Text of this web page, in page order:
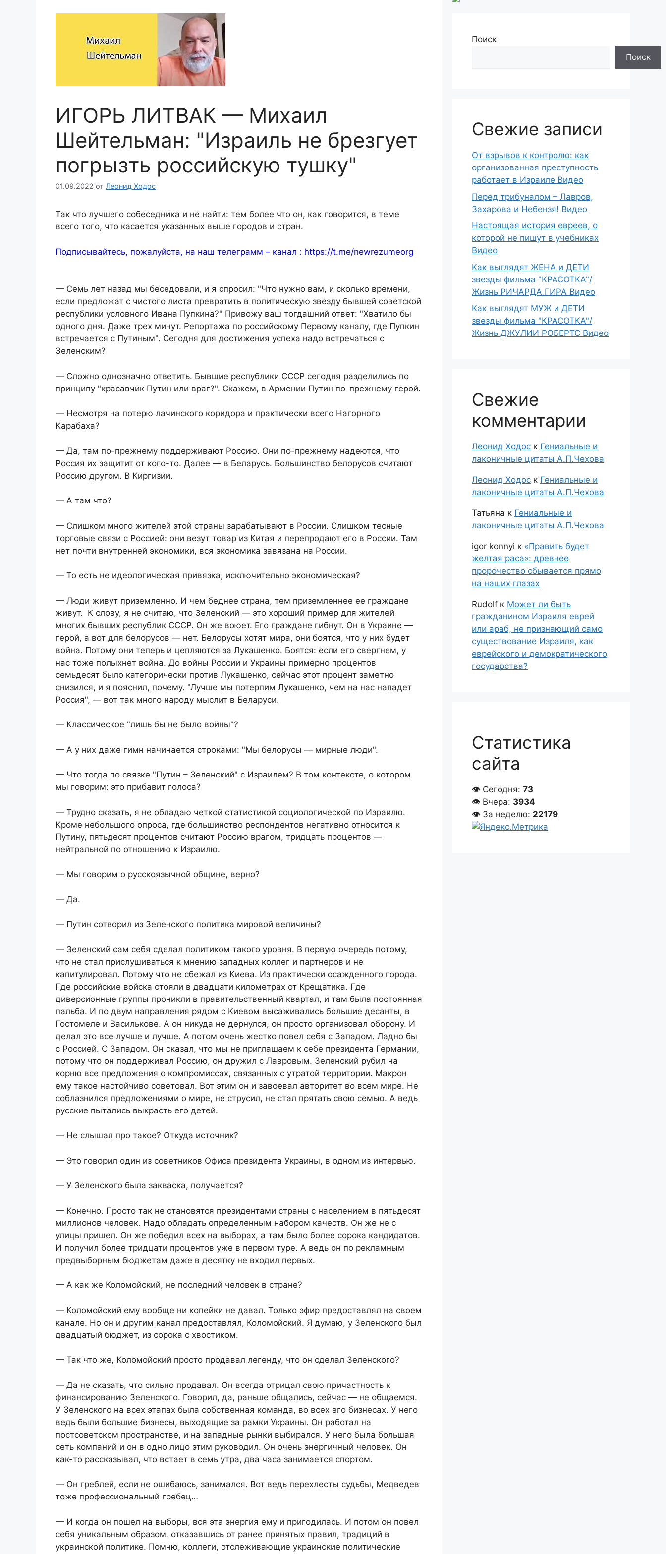
ИГОРЬ ЛИТВАК — Михаил
Шейтельман: "Израиль не брезгует
погрызть российскую тушку"
01.09.2022 от Леонид Ходос
Так что лучшего собеседника и не найти: тем более что он, как говорится, в теме
всего того, что касается указанных выше городов и стран.
Подписывайтесь, пожалуйста, на наш телеграмм – канал : https://t.me/newrezumeorg
— Семь лет назад мы беседовали, и я спросил: "Что нужно вам, и сколько времени,
если предложат с чистого листа превратить в политическую звезду бывшей советской
республики условного Ивана Пупкина?" Привожу ваш тогдашний ответ: "Хватило бы
одного дня. Даже трех минут. Репортажа по российскому Первому каналу, где Пупкин
встречается с Путиным". Сегодня для достижения успеха надо встречаться с
Зеленским?
— Сложно однозначно ответить. Бывшие республики СССР сегодня разделились по
принципу "красавчик Путин или враг?". Скажем, в Армении Путин по-прежнему герой.
— Несмотря на потерю лачинского коридора и практически всего Нагорного
Карабаха?
— Да, там по-прежнему поддерживают Россию. Они по-прежнему надеются, что
Россия их защитит от кого-то. Далее — в Беларусь. Большинство белорусов считают
Россию другом. В Киргизии.
— А там что?
— Слишком много жителей этой страны зарабатывают в России. Слишком тесные
торговые связи с Россией: они везут товар из Китая и перепродают его в России. Там
нет почти внутренней экономики, вся экономика завязана на России.
— То есть не идеологическая привязка, исключительно экономическая?
— Люди живут приземленно. И чем беднее страна, тем приземленнее ее граждане
живут. К слову, я не считаю, что Зеленский — это хороший пример для жителей
многих бывших республик СССР. Он же воюет. Его граждане гибнут. Он в Украине —
герой, а вот для белорусов — нет. Белорусы хотят мира, они боятся, что у них будет
война. Потому они теперь и цепляются за Лукашенко. Боятся: если его свергнем, у
нас тоже полыхнет война. До войны России и Украины примерно процентов
семьдесят было категорически против Лукашенко, сейчас этот процент заметно
снизился, и я пояснил, почему. "Лучше мы потерпим Лукашенко, чем на нас нападет
Россия", — вот так много народу мыслит в Беларуси.
— Классическое "лишь бы не было войны"?
— А у них даже гимн начинается строками: "Мы белорусы — мирные люди".
— Что тогда по связке "Путин – Зеленский" с Израилем? В том контексте, о котором
мы говорим: это прибавит голоса?
— Трудно сказать, я не обладаю четкой статистикой социологической по Израилю.
Кроме небольшого опроса, где большинство респондентов негативно относится к
Путину, пятьдесят процентов считают Россию врагом, тридцать процентов —
нейтральной по отношению к Израилю.
— Мы говорим о русскоязычной общине, верно?
— Да.
— Путин сотворил из Зеленского политика мировой величины?
— Зеленский сам себя сделал политиком такого уровня. В первую очередь потому,
что не стал прислушиваться к мнению западных коллег и партнеров и не
капитулировал. Потому что не сбежал из Киева. Из практически осажденного города.
Где российские войска стояли в двадцати километрах от Крещатика. Где
диверсионные группы проникли в правительственный квартал, и там была постоянная
пальба. И по двум направления рядом с Киевом высаживались большие десанты, в
Гостомеле и Василькове. А он никуда не дернулся, он просто организовал оборону. И
делал это все лучше и лучше. А потом очень жестко повел себя с Западом. Ладно бы
с Россией. С Западом. Он сказал, что мы не приглашаем к себе президента Германии,
потому что он поддерживал Россию, он дружил с Лавровым. Зеленский рубил на
корню все предложения о компромиссах, связанных с утратой территории. Макрон
ему такое настойчиво советовал. Вот этим он и завоевал авторитет во всем мире. Не
соблазнился предложениями о мире, не струсил, не стал прятать свою семью. А ведь
русские пытались выкрасть его детей.
— Не слышал про такое? Откуда источник?
— Это говорил один из советников Офиса президента Украины, в одном из интервью.
— У Зеленского была закваска, получается?
— Конечно. Просто так не становятся президентами страны с населением в пятьдесят
миллионов человек. Надо обладать определенным набором качеств. Он же не с
улицы пришел. Он же победил всех на выборах, а там было более сорока кандидатов.
И получил более тридцати процентов уже в первом туре. А ведь он по рекламным
предвыборным бюджетам даже в десятку не входил первых.
— А как же Коломойский, не последний человек в стране?
— Коломойский ему вообще ни копейки не давал. Только эфир предоставлял на своем
канале. Но он и другим канал предоставлял, Коломойский. Я думаю, у Зеленского был
двадцатый бюджет, из сорока с хвостиком.
— Так что же, Коломойский просто продавал легенду, что он сделал Зеленского?
— Да не сказать, что сильно продавал. Он всегда отрицал свою причастность к
финансированию Зеленского. Говорил, да, раньше общались, сейчас — не общаемся.
У Зеленского на всех этапах была собственная команда, во всех его бизнесах. У него
ведь были большие бизнесы, выходящие за рамки Украины. Он работал на
постсоветском пространстве, и на западные рынки выбирался. У него была большая
сеть компаний и он в одно лицо этим руководил. Он очень энергичный человек. Он
как-то рассказывал, что встает в семь утра, два часа занимается спортом.
— Он греблей, если не ошибаюсь, занимался. Вот ведь перехлесты судьбы, Медведев
тоже профессиональный гребец…
— И когда он пошел на выборы, вся эта энергия ему и пригодилась. И потом он повел
себя уникальным образом, отказавшись от ранее принятых правил, традиций в
украинской политике. Помню, коллеги, отслеживающие украинские политические
Поиск
Поиск
Свежие записи
От взрывов к контролю: как
организованная преступность
работает в Израиле Видео
Перед трибуналом – Лавров,
Захарова и Небензя! Видео
Настоящая история евреев, о
которой не пишут в учебниках
Видео
Как выглядят ЖЕНА и ДЕТИ
звезды фильма "КРАСОТКА"/
Жизнь РИЧАРДА ГИРА Видео
Как выглядят МУЖ и ДЕТИ
звезды фильма "КРАСОТКА"/
Жизнь ДЖУЛИИ РОБЕРТС Видео
Свежие
комментарии
Леонид Ходос к Гениальные и
лаконичные цитаты А.П.Чехова
Леонид Ходос к Гениальные и
лаконичные цитаты А.П.Чехова
Татьяна к Гениальные и
лаконичные цитаты А.П.Чехова
igor konnyi к «Править будет
желтая раса»: древнее
пророчество сбывается прямо
на наших глазах
Rudolf к Может ли быть
гражданином Израиля еврей
или араб, не признающий само
существование Израиля, как
еврейского и демократического
государства?
Статистика
сайта
👁 Сегодня: 73
👁 Вчера: 3934
👁 За неделю: 22179